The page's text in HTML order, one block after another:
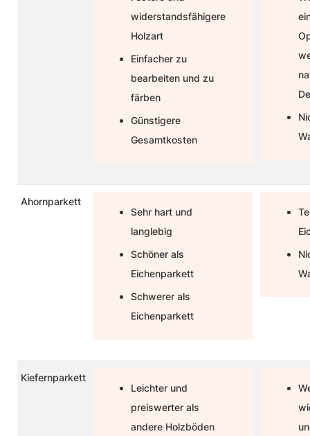
widerstandsfähigere
Holzart
Einfacher zu
bearbeiten und zu
färben
Günstigere
Gesamtkosten
Ahornparkett
Sehr hart und
langlebig
Schöner als
Eichenparkett
Schwerer als
Eichenparkett
Kiefernparkett
Leichter und
preiswerter als
andere Holzböden